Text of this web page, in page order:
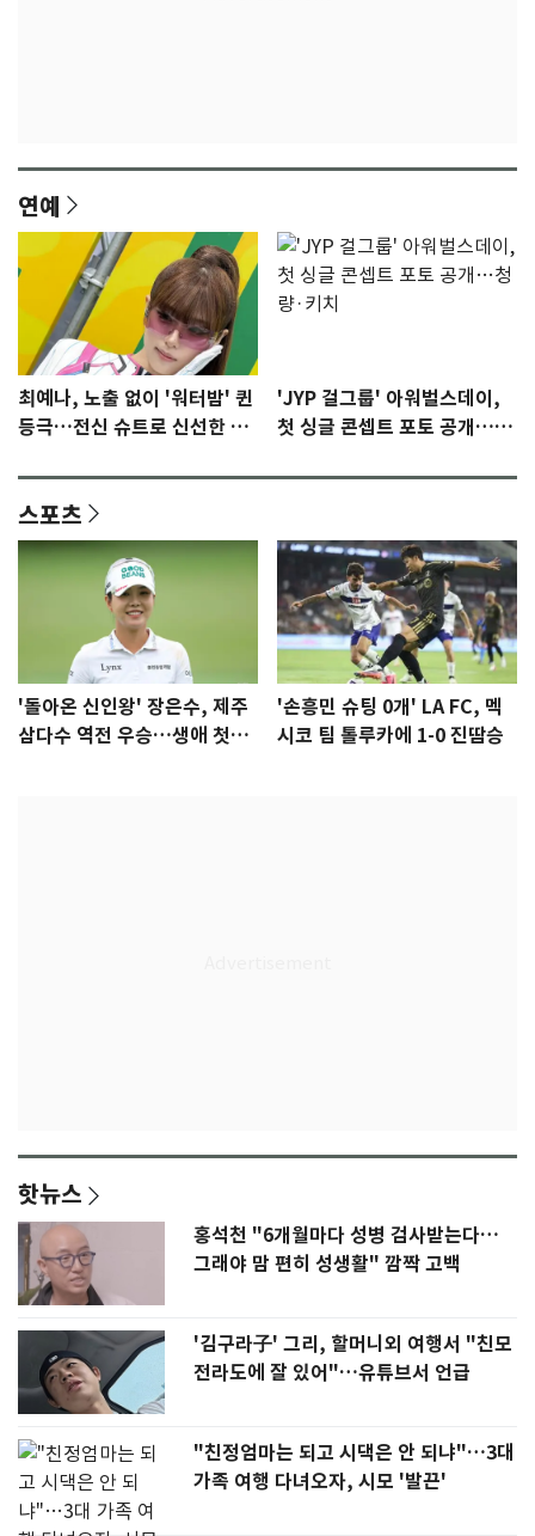
연예
최예나, 노출 없이 '워터밤' 퀸
등극…전신 슈트로 신선한 충
'JYP 걸그룹' 아워벌스데이,
첫 싱글 콘셉트 포토 공개…청
스포츠
'돌아온 신인왕' 장은수, 제주
삼다수 역전 우승…생애 첫승
'손흥민 슈팅 0개' LA FC, 멕
시코 팀 톨루카에 1-0 진땀승
핫뉴스
홍석천 "6개월마다 성병 검사받는다…
그래야 맘 편히 성생활" 깜짝 고백
'김구라子' 그리, 할머니외 여행서 "친모
전라도에 잘 있어"…유튜브서 언급
"친정엄마는 되고 시댁은 안 되냐"…3대
가족 여행 다녀오자, 시모 '발끈'